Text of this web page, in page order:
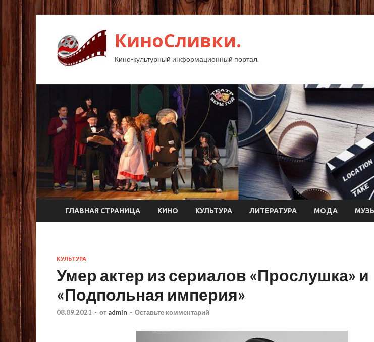
КиноСливки.
Кино-культурный информационный портал.
ГЛАВНАЯ СТРАНИЦА КИНО КУЛЬТУРА ЛИТЕРАТУРА МОДА
КУЛЬТУРА
Умер актер из сериалов «Прослушка» и
«Подпольная империя»
08.09.2021 - от admin - Оставьте комментарий